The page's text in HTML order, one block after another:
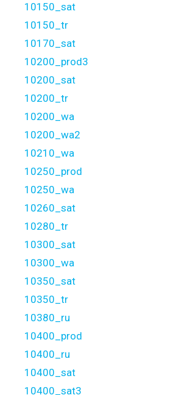
10150_sat
10150_tr
10170_sat
10200_prod3
10200_sat
10200_tr
10200_wa
10200_wa2
10210_wa
10250_prod
10250_wa
10260_sat
10280_tr
10300_sat
10300_wa
10350_sat
10350_tr
10380_ru
10400_prod
10400_ru
10400_sat
10400_sat3